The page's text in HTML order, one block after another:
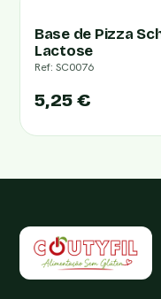
Base de Pizza
Lactose
Ref: SC0076
5,25 €